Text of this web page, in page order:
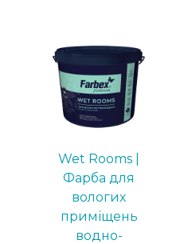
Wet Rooms |
Фарба для
вологих
приміщень
водно-